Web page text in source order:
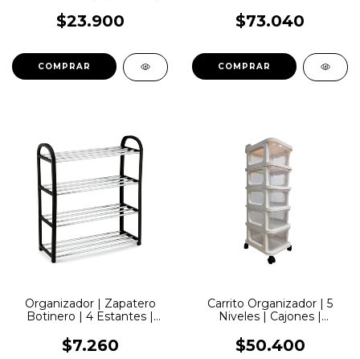
CS16
$23.900
COMPRAR
$73.040
COMPRAR
Organizador | Zapatero
Botinero | 4 Estantes |
$7.260
Carrito Organizador | 5
Niveles | Cajones |
$50.400